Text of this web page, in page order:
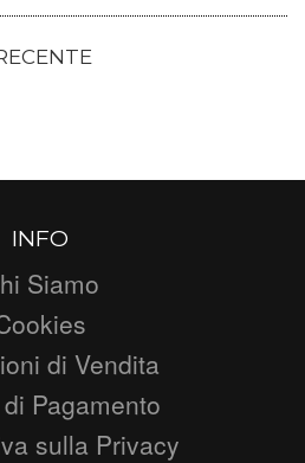
INFO
Siamo
di Vendita
Pagamento
sulla Privacy